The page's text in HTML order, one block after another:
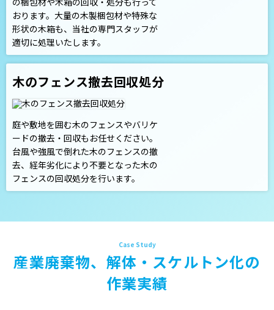
おります。大量の木製梱包材や特殊な
形状の木箱も、当社の専門スタッフが
適切に処理いたします。
木のフェンス撤去回収処分
庭や敷地を囲む木のフェンスやバリケ
ードの撤去・回収もお任せください。
台風や強風で倒れた木のフェンスの撤
去、経年劣化により不要となった木の
フェンスの回収処分を行います。
産業廃棄物、解体・スケルトン化の
作業実績